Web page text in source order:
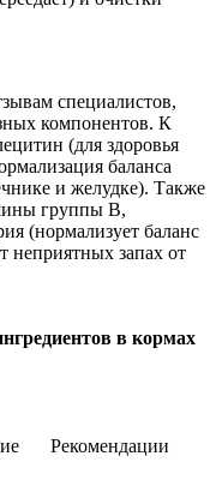
специалистов,
компонентов. К
(для здоровья
баланса
и желудке). Также
группы В,
(нормализует баланс
запах от
в кормах
Рекомендации